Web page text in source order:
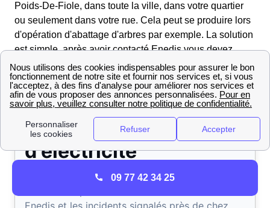
Poids-De-Fiole, dans toute la ville, dans votre quartier
ou seulement dans votre rue. Cela peut se produire lors
d'opération d'abattage d'arbres par exemple. La solution
est simple, après avoir contacté Enedis vous devez
attendre que le courant soit de nouveau établit.
09 77 42 34 25